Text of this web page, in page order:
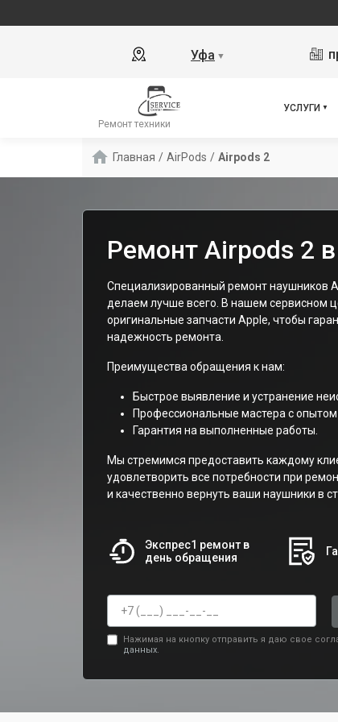
Уфа ▼
Ремонт техники
УСЛУГИ
Главная / AirPods / Airpods 2
Ремонт Airpods 2
Специализированный ремонт наушников
делаем лучше всего. В нашем сервисном
оригинальные запчасти Apple, чтобы
надежность ремонта.
Преимущества обращения к нам:
Быстрое выявление и устранение
Профессиональные мастера с
Гарантия на выполненные работы.
Мы стремимся предоставить каждому
удовлетворить все потребности при
и качественно вернуть ваши наушники в
Экспрес1 ремонт в
день обращения
Нажимая на кнопку отправить я даю свое
данных.